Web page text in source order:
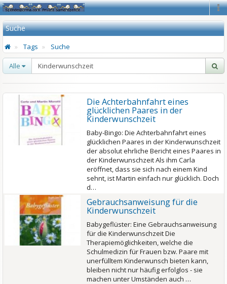
Suche
Tags Suche
Alle
Die Achterbahnfahrt eines
glücklichen Paares in der
Kinderwunschzeit
Baby-Bingo: Die Achterbahnfahrt eines
glücklichen Paares in der Kinderwunschzeit
der absolut ehrliche Bericht eines Paares in
der Kinderwunschzeit Als ihm Carla
eröffnet, dass sie sich nach einem Kind
sehnt, ist Martin einfach nur glücklich. Doch
d…
Gebrauchsanweisung für die
Kinderwunschzeit
Babygeflüster: Eine Gebrauchsanweisung
für die Kinderwunschzeit Die
Therapiemöglichkeiten, welche die
Schulmedizin für Frauen bzw. Paare mit
unerfülltem Kinderwunsch bieten kann,
bleiben nicht nur häufig erfolglos - sie
machen unter Umständen auch …